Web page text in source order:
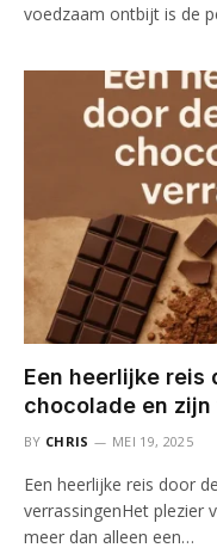
voedzaam ontbijt is de
Een heerlijke reis
chocolade en
BY CHRIS MEI 19, 2025
Een heerlijke reis door
verrassingenHet plezier
meer dan alleen een…